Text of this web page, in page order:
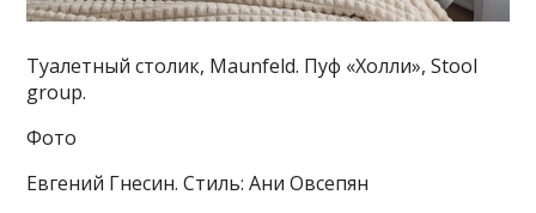
Туалетный столик, Maunfeld. Пуф «Холли», Stool
group.
Фото
Евгений Гнесин. Стиль: Ани Овсепян